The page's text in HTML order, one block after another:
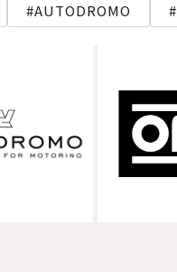
AUTODROMO